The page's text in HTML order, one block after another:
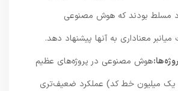
بودند که هوش مصنوعی
معناداری به آنها پیشنهاد دهد.
هوش مصنوعی در پروژه‌های عظیم
خط کد) عملکرد ضعیف‌تری